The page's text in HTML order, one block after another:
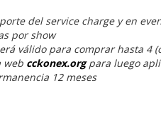
del service charge y en
por show
válido para comprar hasta 4
web cckonex.org para luego
12 meses